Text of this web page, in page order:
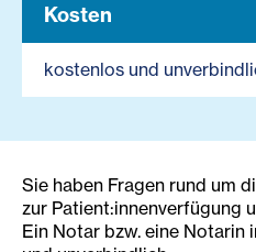
Kosten
kostenlos und
Sie haben Fragen rund um
zur Patient:innenverfügung
Ein Notar bzw. eine